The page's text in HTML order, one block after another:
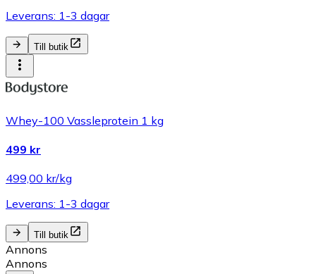
Leverans: 1-3 dagar
Till butik
Whey-100 Vassleprotein 1 kg
499 kr
499,00 kr/kg
Leverans: 1-3 dagar
Till butik
Annons
Annons